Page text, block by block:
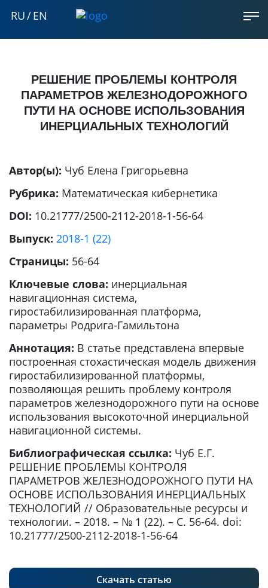
RU/EN
РЕШЕНИЕ ПРОБЛЕМЫ КОНТРОЛЯ
ПАРАМЕТРОВ ЖЕЛЕЗНОДОРОЖНОГО
ПУТИ НА ОСНОВЕ ИСПОЛЬЗОВАНИЯ
ИНЕРЦИАЛЬНЫХ ТЕХНОЛОГИЙ
Автор(ы): Чуб Елена Григорьевна
Рубрика: Математическая кибернетика
DOI: 10.21777/2500-2112-2018-1-56-64
Выпуск: 2018-1 (22)
Страницы: 56-64
Ключевые слова: инерциальная
навигационная система,
гиростабилизированная платформа,
параметры Родрига-Гамильтона
Аннотация: В статье представлена впервые
построенная стохастическая модель движения
гиростабилизированной платформы,
позволяющая решить проблему контроля
параметров железнодорожного пути на основе
использования высокоточной инерциальной
навигационной системы.
Библиографическая ссылка: Чуб Е.Г.
РЕШЕНИЕ ПРОБЛЕМЫ КОНТРОЛЯ
ПАРАМЕТРОВ ЖЕЛЕЗНОДОРОЖНОГО ПУТИ НА
ОСНОВЕ ИСПОЛЬЗОВАНИЯ ИНЕРЦИАЛЬНЫХ
ТЕХНОЛОГИЙ // Образовательные ресурсы и
технологии. – 2018. – № 1 (22). – С. 56-64. doi:
10.21777/2500-2112-2018-1-56-64
Скачать статью